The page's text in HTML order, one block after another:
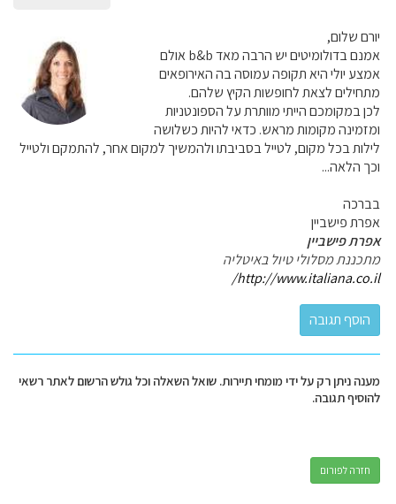
יורם שלום,
אמנם בדולומיטים יש הרבה מאד b&b אולם
אמצע יולי היא תקופה עמוסה בה האירופאים
מתחילים לצאת לחופשות הקיץ שלהם.
לכן במקומכם הייתי מוותרת על הספונטניות
ומזמינה מקומות מראש. כדאי להיות כשלושה
לילות בכל מקום, לטייל בסביבתו ולהמשיך למקום אחר, להתמקם ולטייל
וכך הלאה...
בברכה
אפרת פישביין
אפרת פישביין
מתכננת מסלולי טיול באיטליה
http://www.italiana.co.il/
מענה ניתן רק על ידי מומחי תיירות. שואל השאלה וכל גולש הרשום לאתר רשאי
להוסיף תגובה.
חזרה לפורום